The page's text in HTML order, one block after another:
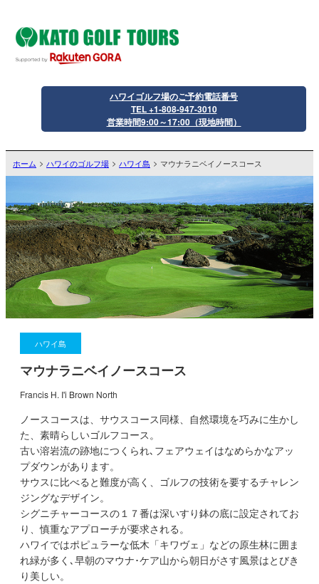
ハワイゴルフ場のご予約電話番号
TEL +1-808-947-3010
営業時間9:00～17:00（現地時間）
ホーム ハワイのゴルフ場 ハワイ島 マウナラニベイノースコース
ハワイ島
マウナラニベイノースコース
Francis H. I'i Brown North
ノースコースは、サウスコース同様、自然環境を巧みに生かし
た、素晴らしいゴルフコース。
古い溶岩流の跡地につくられ､フェアウェイはなめらかなアッ
プダウンがあります。
サウスに比べると難度が高く、ゴルフの技術を要するチャレン
ジングなデザイン。
シグニチャーコースの１７番は深いすり鉢の底に設定されてお
り、慎重なアプローチが要求される。
ハワイではポピュラーな低木「キワヴェ」などの原生林に囲ま
れ緑が多く､早朝のマウナ･ケア山から朝日がさす風景はとびき
り美しい。